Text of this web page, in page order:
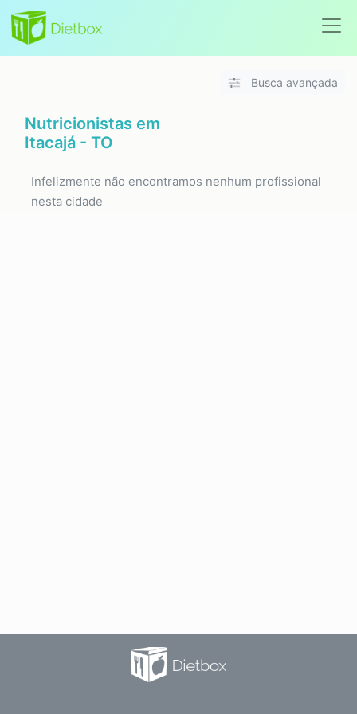
Busca avançada
Nutricionistas em
Itacajá - TO
Infelizmente não encontramos nenhum profissional
nesta cidade